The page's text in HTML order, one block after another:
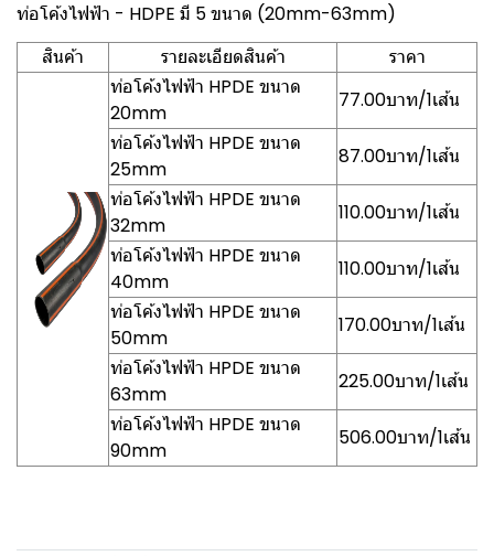
ท่อโค้งไฟฟ้า - HDPE มี 5 ขนาด (20mm-63mm)
สินค้า
รายละเอียดสินค้า
ราคา
ท่อโค้งไฟฟ้า HPDE ขนาด
20mm
77.00บาท/1เส้น
ท่อโค้งไฟฟ้า HPDE ขนาด
25mm
87.00บาท/1เส้น
ท่อโค้งไฟฟ้า HPDE ขนาด
32mm
110.00บาท/1เส้น
ท่อโค้งไฟฟ้า HPDE ขนาด
40mm
110.00บาท/1เส้น
ท่อโค้งไฟฟ้า HPDE ขนาด
50mm
170.00บาท/1เส้น
ท่อโค้งไฟฟ้า HPDE ขนาด
63mm
225.00บาท/1เส้น
ท่อโค้งไฟฟ้า HPDE ขนาด
90mm
506.00บาท/1เส้น